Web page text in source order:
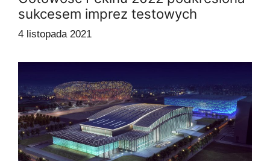
sukcesem imprez testowych
4 listopada 2021